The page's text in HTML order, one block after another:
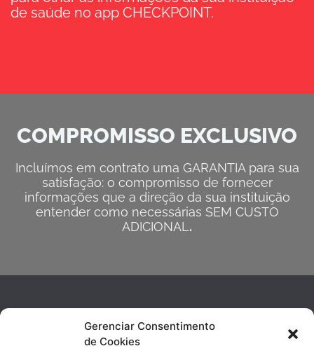
Gerenciar Consentimento
de Cookies
de saúde no app CHECKPOINT.
COMPROMISSO EXCLUSIVO
Incluímos em contrato uma GARANTIA para sua
satisfação: o compromisso de fornecer
informações que a direção da sua instituição
entender como necessárias SEM CUSTO
ADICIONAL .